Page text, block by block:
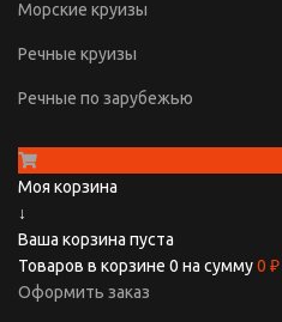
Морские круизы
Речные круизы
Речные по зарубежью
Моя корзина
↓
Ваша корзина пуста
Товаров в корзине 0 на сумму0 ₽
Оформить заказ